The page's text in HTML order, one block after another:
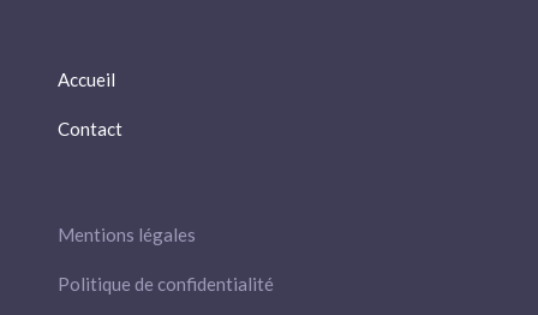
Accueil
Contact
Mentions légales
Politique de confidentialité